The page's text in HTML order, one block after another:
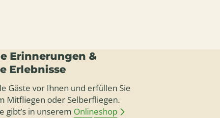
Erinnerungen &
Erlebnisse
Gäste vor Ihnen und erfüllen Sie
Mitfliegen oder Selberfliegen.
gibt’s in unserem Onlineshop